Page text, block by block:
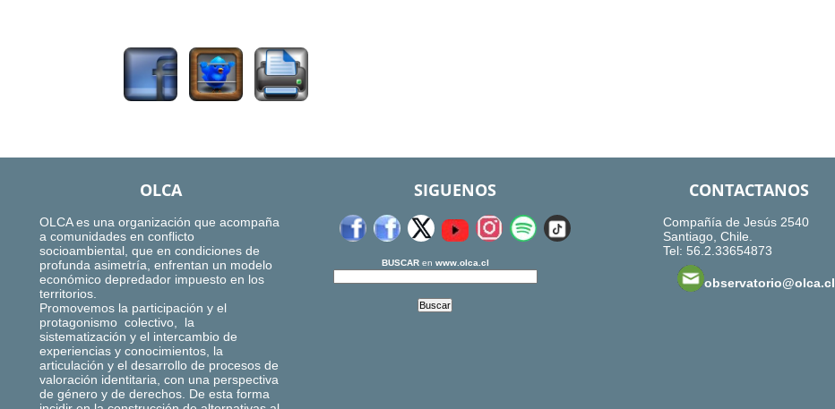
OLCA
OLCA es una organización que acompaña
a comunidades en conflicto
socioambiental, que en condiciones de
profunda asimetría, enfrentan un modelo
económico depredador impuesto en los
territorios.
Promovemos la participación y el
protagonismo colectivo, la
sistematización y el intercambio de
experiencias y conocimientos, la
articulación y el desarrollo de procesos de
valoración identitaria, con una perspectiva
de género y de derechos. De esta forma
SIGUENOS
BUSCARen www.olca.cl
CONTACTANOS
Compañía de Jesús 2540
Santiago, Chile.
Tel: 56.2.33654873
observatorio@olca.cl